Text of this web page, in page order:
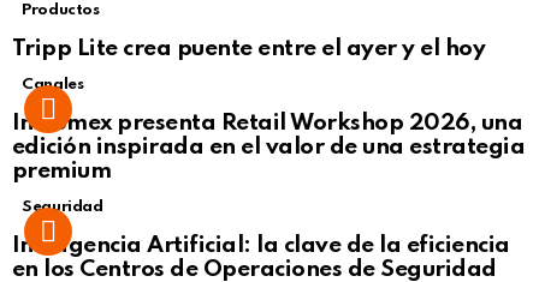
Productos
Tripp Lite crea puente entre el ayer y el hoy
Canales
Intcomex presenta Retail Workshop 2026, una
edición inspirada en el valor de una estrategia
premium
Seguridad
Inteligencia Artificial: la clave de la eficiencia
en los Centros de Operaciones de Seguridad